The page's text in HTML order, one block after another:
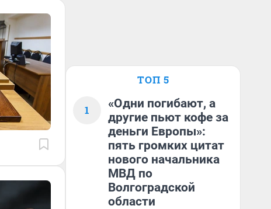
ТОП 5
1
«Одни погибают, а
другие пьют кофе за
деньги Европы»:
пять громких цитат
нового начальника
МВД по
Волгоградской
области